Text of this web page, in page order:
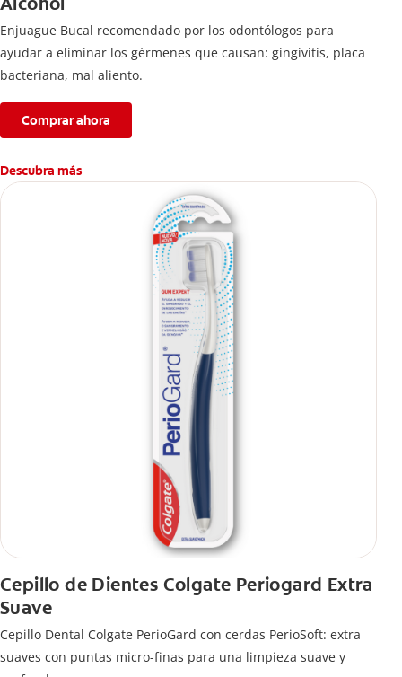
Enjuague Bucal recomendado por los odontólogos para
ayudar a eliminar los gérmenes que causan: gingivitis, placa
bacteriana, mal aliento.
Comprar ahora
Descubra más
Cepillo de Dientes Colgate Periogard Extra
Suave
Cepillo Dental Colgate PerioGard con cerdas PerioSoft: extra
suaves con puntas micro-finas para una limpieza suave y